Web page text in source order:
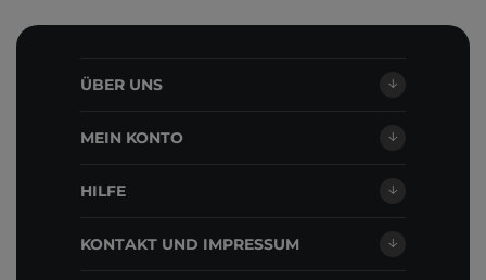
ÜBER UNS
MEIN KONTO
HILFE
KONTAKT UND IMPRESSUM